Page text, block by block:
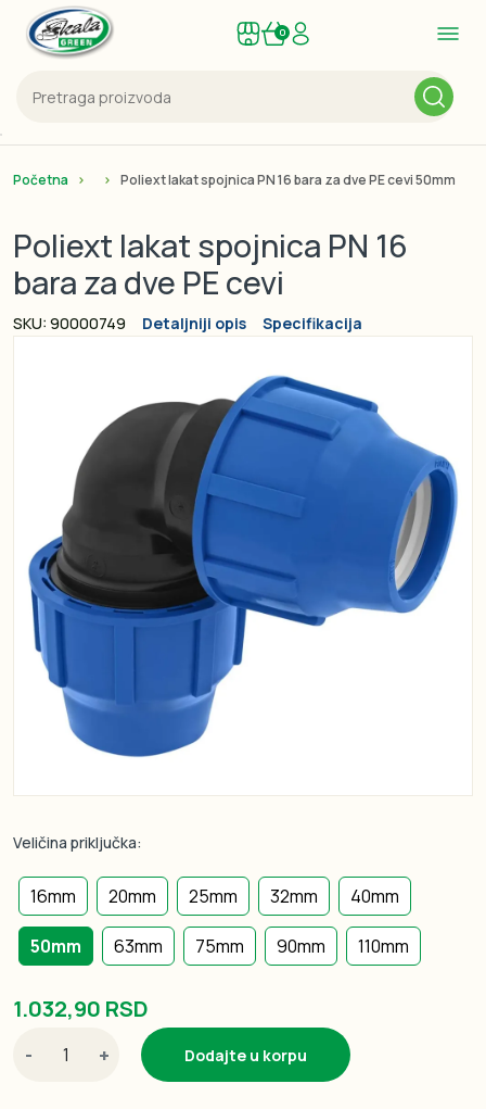
0
Početna Poliext lakat spojnica PN 16 bara za dve PE cevi 50mm
Poliext lakat spojnica PN 16
bara za dve PE cevi
SKU: 90000749 Detaljniji opis Specifikacija
Veličina priključka:
16mm 20mm 25mm 32mm 40mm
50mm 63mm 75mm 90mm 110mm
1.032,90 RSD
- + Dodajte u korpu